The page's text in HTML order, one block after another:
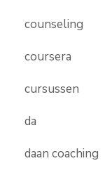
counseling
coursera
cursussen
da
daan coaching